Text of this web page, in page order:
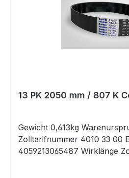
13 PK 2050 mm / 807 K
Gewicht 0,613kg
Zolltarifnummer 4010 33 00
4059213065487 Wirklänge